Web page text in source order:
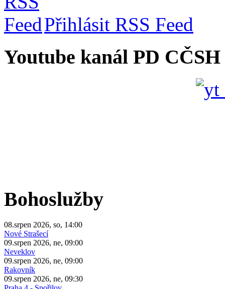
Přihlásit RSS Feed
Youtube kanál PD CČSH
Bohoslužby
08.srpen 2026, so, 14:00
Nové Strašecí
09.srpen 2026, ne, 09:00
Neveklov
09.srpen 2026, ne, 09:00
Rakovník
09.srpen 2026, ne, 09:30